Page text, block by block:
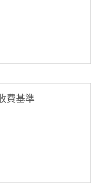
費基準